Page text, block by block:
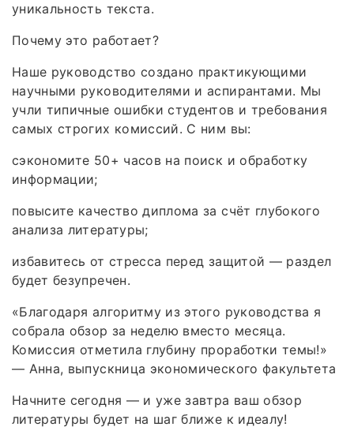
уникальность текста.
Почему это работает?
Наше руководство создано практикующими
научными руководителями и аспирантами. Мы
учли типичные ошибки студентов и требования
самых строгих комиссий. С ним вы:
сэкономите 50+ часов на поиск и обработку
информации;
повысите качество диплома за счёт глубокого
анализа литературы;
избавитесь от стресса перед защитой — раздел
будет безупречен.
«Благодаря алгоритму из этого руководства я
собрала обзор за неделю вместо месяца.
Комиссия отметила глубину проработки темы!»
— Анна, выпускница экономического факультета
Начните сегодня — и уже завтра ваш обзор
литературы будет на шаг ближе к идеалу!